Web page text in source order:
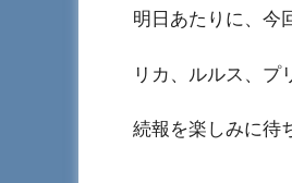
明日あたりに、今
リカ、ルルス、
続報を楽しみに待